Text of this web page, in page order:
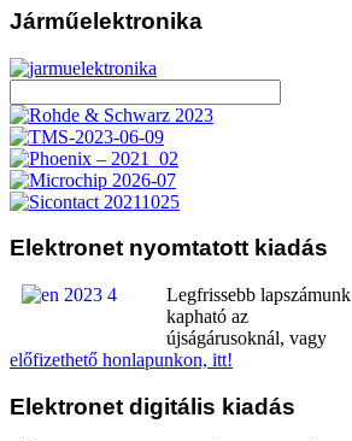
Járműelektronika
Elektronet nyomtatott kiadás
Legfrissebb lapszámunk
kapható az
újságárusoknál, vagy
előfizethető honlapunkon, itt!
Elektronet digitális kiadás